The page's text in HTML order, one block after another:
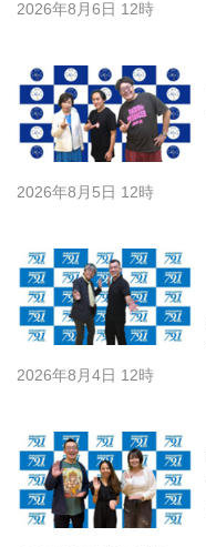
2026年8月6日 12時
2026年8月5日 12時
2026年8月4日 12時